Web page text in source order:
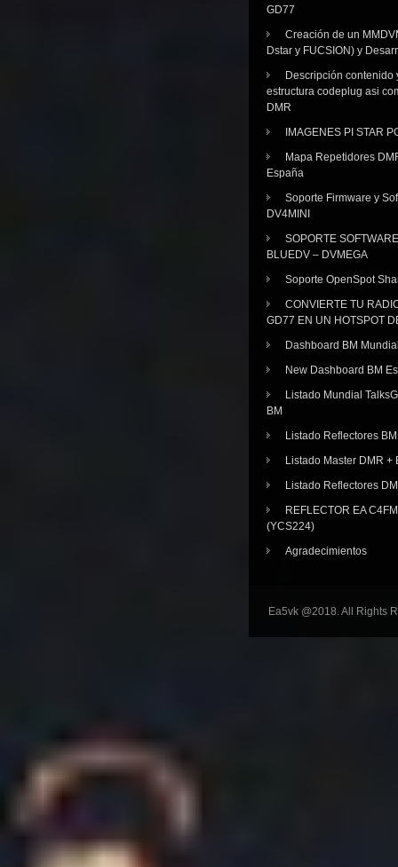
GD77
Creación de un
Dstar y FUCSION) y
Descripción contenido
estructura codeplug asi
DMR
IMAGENES PI STAR
Mapa Repetidores
España
Soporte Firmware y
DV4MINI
SOPORTE SOFTWARE
BLUEDV – DVMEGA
Soporte OpenSpot
CONVIERTE TU
GD77 EN UN HOTSPOT
Dashboard BM
New Dashboard BM
Listado Mundial
BM
Listado Reflectores BM
Listado Master DMR +
Listado Reflectores
REFLECTOR EA
(YCS224)
Agradecimientos
Ea5vk @2018. All Rights